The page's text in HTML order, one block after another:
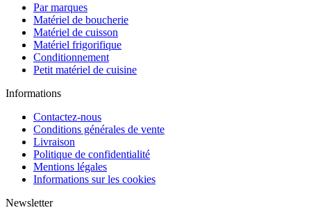
Par marques
Matériel de boucherie
Matériel de cuisson
Matériel frigorifique
Conditionnement
Petit matériel de cuisine
Informations
Contactez-nous
Conditions générales de vente
Livraison
Politique de confidentialité
Mentions légales
Informations sur les cookies
Newsletter